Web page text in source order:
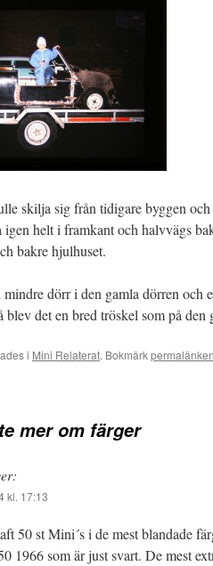
skilja sig från tidigare byggen
igen helt i framkant och halvvägs
bakre hjulhuset.
mindre dörr i den gamla dörren och
det en bred tröskel som på den
i Mini Relaterat. Bokmärkpermalänken
mer om färger
kl. 17:13
50 st Mini´s i de mest blandade
1966 som är just svart. De mest